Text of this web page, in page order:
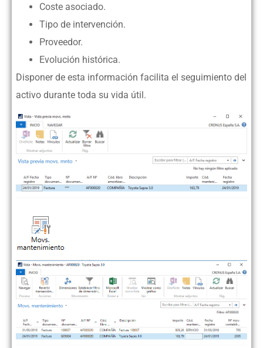
Coste asociado.
Tipo de intervención.
Proveedor.
Evolución histórica.
Disponer de esta información facilita el seguimiento del
activo durante toda su vida útil.